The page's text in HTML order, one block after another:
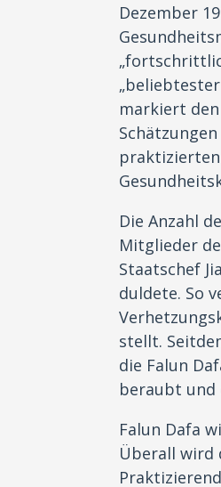
Dezember
markiert den
praktizierten
Die Anzahl
Mitglieder
Staatschef
duldete. So
stellt.
die Falun
beraubt und
Falun Dafa
Überall wird